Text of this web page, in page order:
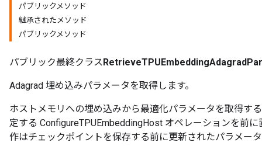
パブリックメソッド
継承されたメソッド
パブリックメソッド
パブリック最終クラス
Adagrad 埋め込みパラメータを取得します。
ホストメモリへの埋め込みから最適化パラメータを取得す
定する ConfigureTPUEmbeddingHost オペレーションを前
作はチェックポイントを保存する前に更新されたパラメー